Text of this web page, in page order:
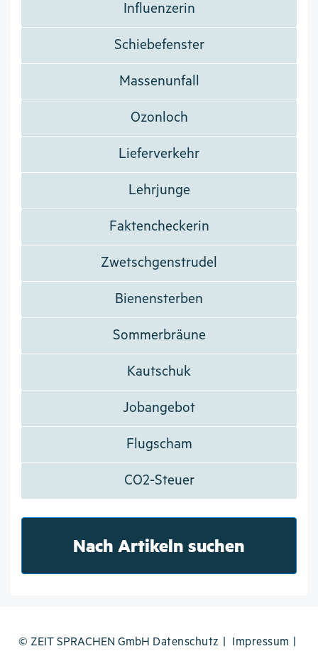
Influenzerin
Schiebefenster
Massenunfall
Ozonloch
Lieferverkehr
Lehrjunge
Faktencheckerin
Zwetschgenstrudel
Bienensterben
Sommerbräune
Kautschuk
Jobangebot
Flugscham
CO2-Steuer
Nach Artikeln suchen
© ZEIT SPRACHEN GmbH Datenschutz
Impressum